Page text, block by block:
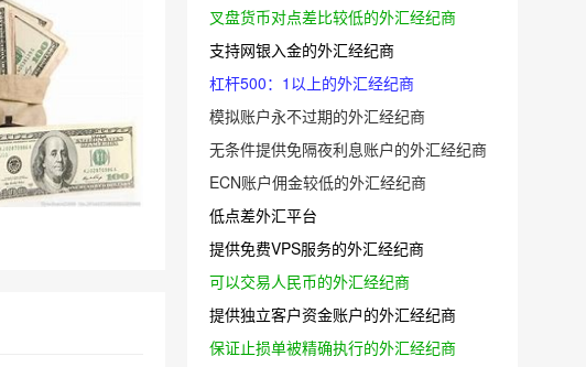
叉盘货币对点差比较低的外汇经纪商
支持网银入金的外汇经纪商
杠杆500：1以上的外汇经纪商
模拟账户永不过期的外汇经纪商
无条件提供免隔夜利息账户的外汇经纪商
ECN账户佣金较低的外汇经纪商
低点差外汇平台
提供免费VPS服务的外汇经纪商
可以交易人民币的外汇经纪商
提供独立客户资金账户的外汇经纪商
保证止损单被精确执行的外汇经纪商